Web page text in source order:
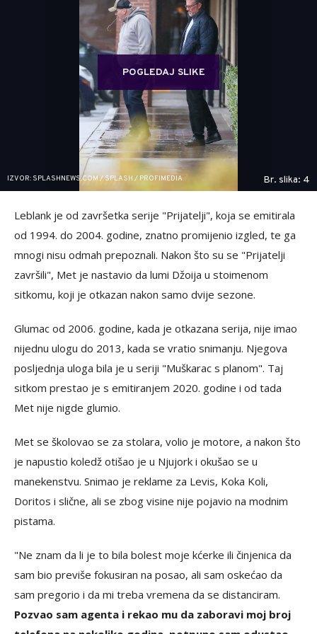
POGLEDAJ SLIKE
IZVOR: SPLASHNEWS.COM / SPLASH / PROFIMEDIA Br. slika: 4
Leblank je od završetka serije "Prijatelji", koja se emitirala
od 1994. do 2004. godine, znatno promijenio izgled, te ga
mnogi nisu odmah prepoznali. Nakon što su se "Prijatelji
završili", Met je nastavio da lumi Džoija u stoimenom
sitkomu, koji je otkazan nakon samo dvije sezone.
Glumac od 2006. godine, kada je otkazana serija, nije imao
nijednu ulogu do 2013, kada se vratio snimanju. Njegova
posljednja uloga bila je u seriji "Muškarac s planom". Taj
sitkom prestao je s emitiranjem 2020. godine i od tada
Met nije nigde glumio.
Met se školovao se za stolara, volio je motore, a nakon što
je napustio koledž otišao je u Njujork i okušao se u
manekenstvu. Snimao je reklame za Levis, Koka Koli,
Doritos i slične, ali se zbog visine nije pojavio na modnim
pistama.
"Ne znam da li je to bila bolest moje kćerke ili činjenica da
sam bio previše fokusiran na posao, ali sam oskećao da
sam pregorio i da mi treba vremena da se distanciram.
Pozvao sam agenta i rekao mu da zaboravi moj broj